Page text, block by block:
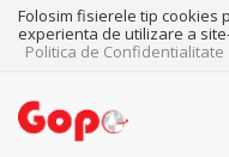
Folosim fisierele tip cookies
experienta de utilizare a
Politica de Confidentialitate